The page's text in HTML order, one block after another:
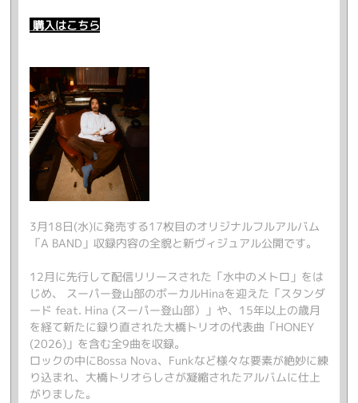
購入はこちら
3月18日(水)に発売する17枚目のオリジナルフルアルバム
「A BAND」収録内容の全貌と新ヴィジュアル公開です。
12月に先行して配信リリースされた「水中のメトロ」をは
じめ、 スーパー登山部のボーカルHinaを迎えた「スタンダ
ード feat. Hina (スーパー登山部）」や、15年以上の歳月
を経て新たに録り直された大橋トリオの代表曲「HONEY
(2026)」を含む全9曲を収録。
ロックの中にBossa Nova、Funkなど様々な要素が絶妙に練
り込まれ、大橋トリオらしさが凝縮されたアルバムに仕上
がりました。